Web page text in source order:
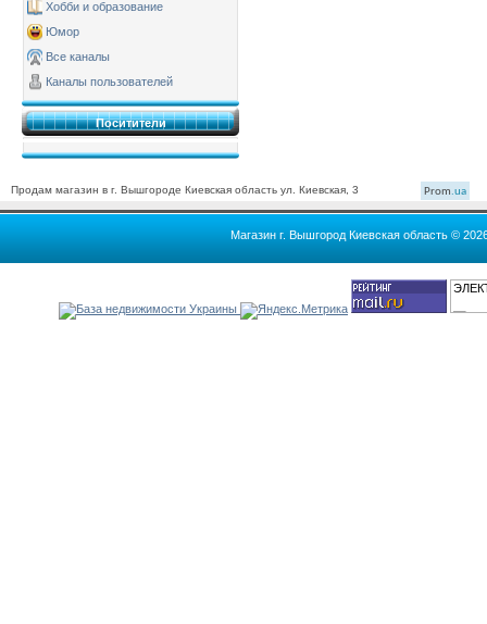
Хобби и образование
Юмор
Все каналы
Каналы пользователей
Поситители
Продам магазин в г. Вышгороде Киевская область ул. Киевская, 3 Prom.ua
Магазин г. Вышгород Киевская область ©